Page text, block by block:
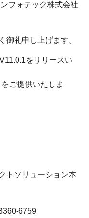
フォテック株式会社
御礼申し上げます。
をリリースい
ご提供いたしま
トソリューション本
6759